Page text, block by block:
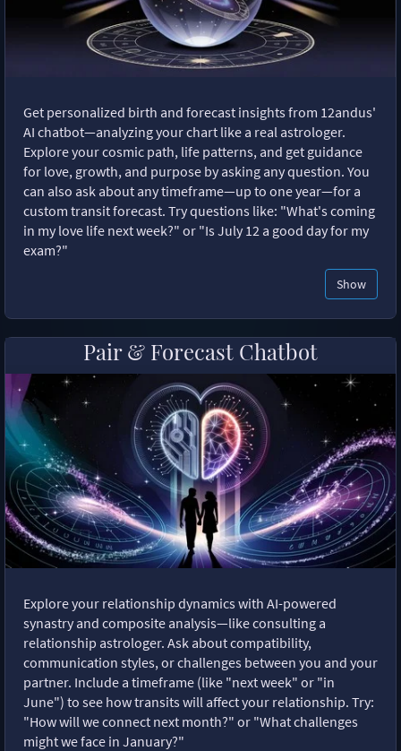
Get personalized birth and forecast insights from 12andus'
AI chatbot—analyzing your chart like a real astrologer.
Explore your cosmic path, life patterns, and get guidance
for love, growth, and purpose by asking any question. You
can also ask about any timeframe—up to one year—for a
custom transit forecast. Try questions like: "What's coming
in my love life next week?" or "Is July 12 a good day for my
exam?"
Show
Pair & Forecast Chatbot
Explore your relationship dynamics with AI-powered
synastry and composite analysis—like consulting a
relationship astrologer. Ask about compatibility,
communication styles, or challenges between you and your
partner. Include a timeframe (like "next week" or "in
June") to see how transits will affect your relationship. Try:
"How will we connect next month?" or "What challenges
might we face in January?"